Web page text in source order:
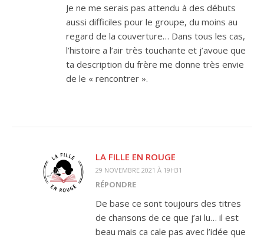
Je ne me serais pas attendu à des débuts
aussi difficiles pour le groupe, du moins au
regard de la couverture… Dans tous les cas,
l’histoire a l’air très touchante et j’avoue que
ta description du frère me donne très envie
de le « rencontrer ».
LA FILLE EN ROUGE
29 NOVEMBRE 2021 À 19H31
RÉPONDRE
De base ce sont toujours des titres
de chansons de ce que j’ai lu… il est
beau mais ca cale pas avec l’idée que